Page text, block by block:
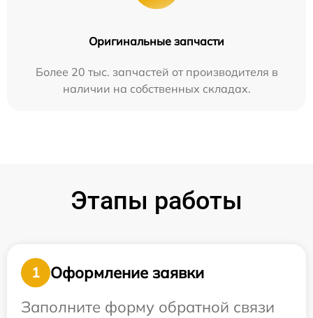
Оригинальные запчасти
Более 20 тыс. запчастей от производителя в
наличии на собственных складах.
Этапы работы
1
Оформление заявки
Заполните форму обратной связи